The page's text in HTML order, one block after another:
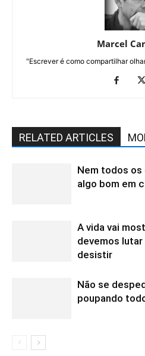
Marcel
"Escrever é como compartilhar
RELATED ARTICLES
Nem todos os
algo bom em
A vida vai
devemos
desistir
Não se
poupando